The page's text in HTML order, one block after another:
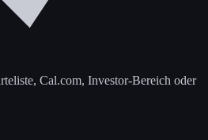
Cal.com, Investor-Bereich oder